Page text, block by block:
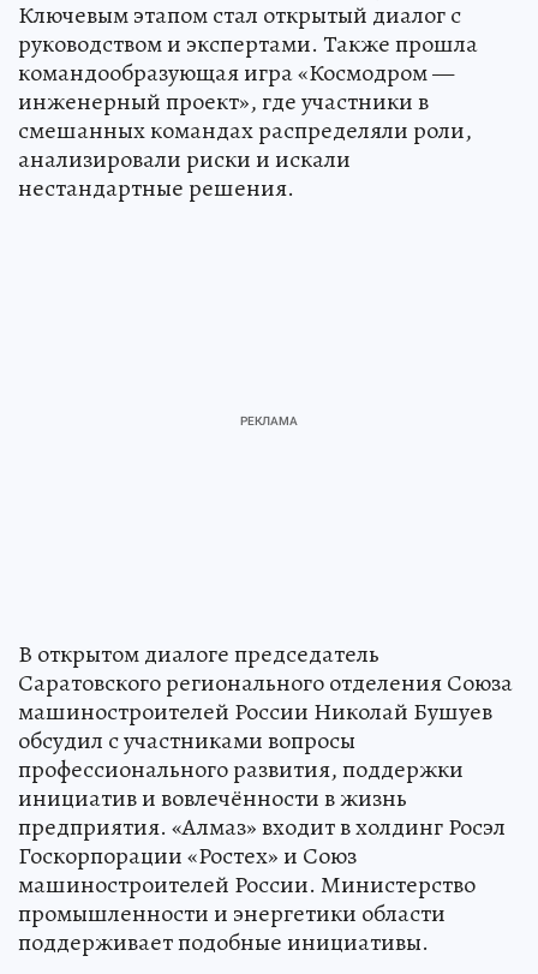
Ключевым этапом стал открытый диалог с
руководством и экспертами. Также прошла
командообразующая игра «Космодром —
инженерный проект», где участники в
смешанных командах распределяли роли,
анализировали риски и искали
нестандартные решения.
В открытом диалоге председатель
Саратовского регионального отделения Союза
машиностроителей России Николай Бушуев
обсудил с участниками вопросы
профессионального развития, поддержки
инициатив и вовлечённости в жизнь
предприятия. «Алмаз» входит в холдинг Росэл
Госкорпорации «Ростех» и Союз
машиностроителей России. Министерство
промышленности и энергетики области
поддерживает подобные инициативы.